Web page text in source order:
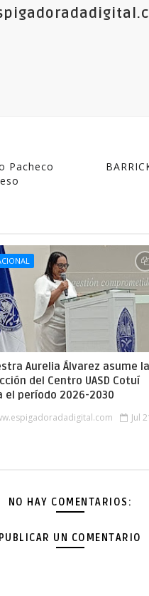
Pacheco
Aurelia Álvarez asume la
del Centro UASD Cotuí
el período 2026-2030
Jul
NO HAY COMENTARIOS:
PUBLICAR UN COMENTARIO